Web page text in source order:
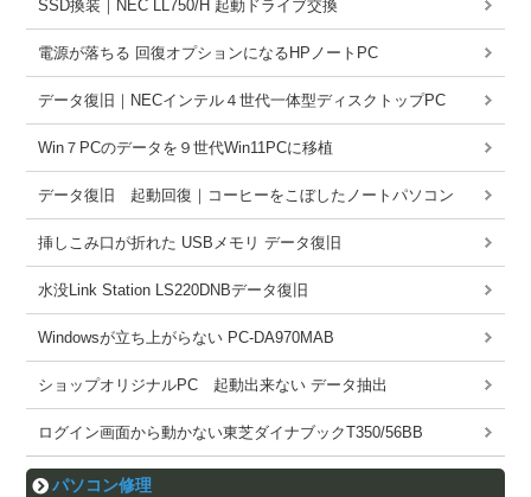
SSD換装｜NEC LL750/H 起動ドライブ交換
電源が落ちる 回復オプションになるHPノートPC
データ復旧｜NECインテル４世代一体型ディスクトップPC
Win７PCのデータを９世代Win11PCに移植
データ復旧 起動回復｜コーヒーをこぼしたノートパソコン
挿しこみ口が折れた USBメモリ データ復旧
水没Link Station LS220DNBデータ復旧
Windowsが立ち上がらない PC-DA970MAB
ショップオリジナルPC 起動出来ない データ抽出
ログイン画面から動かない東芝ダイナブックT350/56BB
パソコン修理